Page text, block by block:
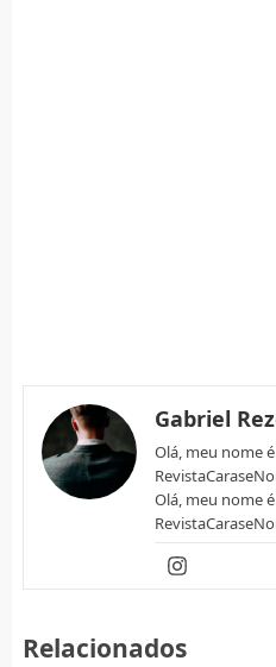
Gabriel
Olá, meu nome
Olá, meu nome
Relacionados